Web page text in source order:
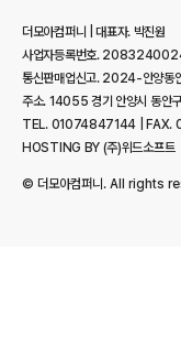
더모아컴퍼니 | 대표자. 박진원
사업자등록번호.
통신판매업신고. 2024-안양
주소. 14055 경기 안양시 동안
TEL. 01074847144 |
HOSTING BY (주)위드소프트
© 더모아컴퍼니. All rights